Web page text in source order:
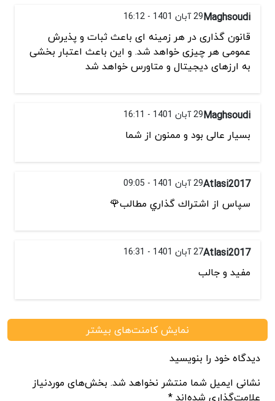
Maghsoudi29 آبان 1401 - 16:12
قانون گذاری در هر زمینه ای باعث ثبات و پذیرش
عمومی هر چیزی خواهد شد. و این باعث اعتبار بخشی
به ارزهای دیجیتال و متاورس خواهد شد
Maghsoudi29 آبان 1401 - 16:11
بسیار عالی بود و ممنون از شما
Atlasi201729 آبان 1401 - 09:05
سپاس از اشتراك گذاري مطالب🌹
Atlasi201727 آبان 1401 - 16:31
مفید و جالب
نمایش کامنت‌های بیشتر
دیدگاه خود را بنویسید
نشانی ایمیل شما منتشر نخواهد شد. بخش‌های موردنیاز
علامت‌گذاری شده‌اند *